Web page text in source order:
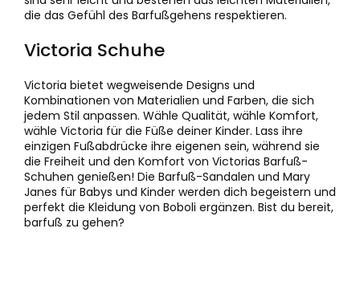
die das Gefühl des Barfußgehens respektieren.
Victoria Schuhe
Victoria bietet wegweisende Designs und
Kombinationen von Materialien und Farben, die sich
jedem Stil anpassen. Wähle Qualität, wähle Komfort,
wähle Victoria für die Füße deiner Kinder. Lass ihre
einzigen Fußabdrücke ihre eigenen sein, während sie
die Freiheit und den Komfort von Victorias Barfuß-
Schuhen genießen! Die Barfuß-Sandalen und Mary
Janes für Babys und Kinder werden dich begeistern und
perfekt die Kleidung von Boboli ergänzen. Bist du bereit,
barfuß zu gehen?